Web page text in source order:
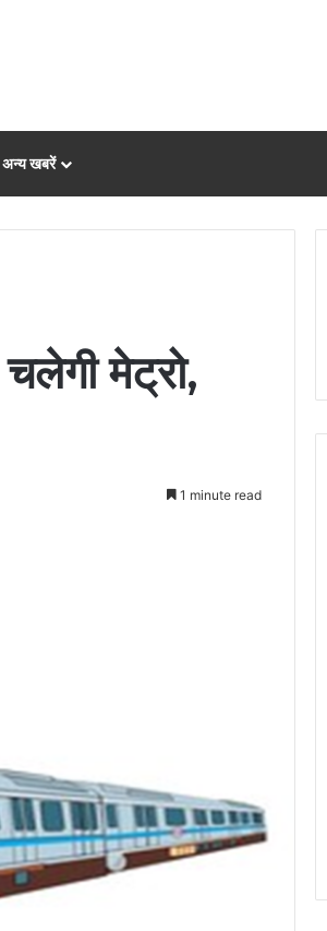
अन्य खबरें
मेट्रो,
1 minute read